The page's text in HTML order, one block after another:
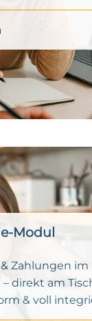
Modul
Zahlungen im
direkt am
& voll